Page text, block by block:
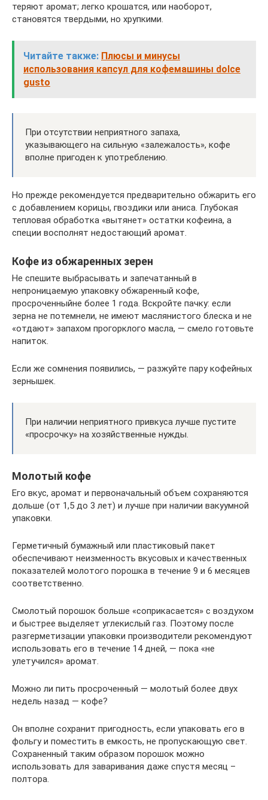
теряют аромат; легко крошатся, или наоборот,
становятся твердыми, но хрупкими.
Читайте также: Плюсы и минусы
использования капсул для кофемашины dolce
gusto
При отсутствии неприятного запаха,
указывающего на сильную «залежалость», кофе
вполне пригоден к употреблению.
Но прежде рекомендуется предварительно обжарить его
с добавлением корицы, гвоздики или аниса. Глубокая
тепловая обработка «вытянет» остатки кофеина, а
специи восполнят недостающий аромат.
Кофе из обжаренных зерен
Не спешите выбрасывать и запечатанный в
непроницаемую упаковку обжаренный кофе,
просроченныйне более 1 года. Вскройте пачку: если
зерна не потемнели, не имеют маслянистого блеска и не
«отдают» запахом прогорклого масла, — смело готовьте
напиток.
Если же сомнения появились, — разжуйте пару кофейных
зернышек.
При наличии неприятного привкуса лучше пустите
«просрочку» на хозяйственные нужды.
Молотый кофе
Его вкус, аромат и первоначальный объем сохраняются
дольше (от 1,5 до 3 лет) и лучше при наличии вакуумной
упаковки.
Герметичный бумажный или пластиковый пакет
обеспечивают неизменность вкусовых и качественных
показателей молотого порошка в течение 9 и 6 месяцев
соответственно.
Смолотый порошок больше «соприкасается» с воздухом
и быстрее выделяет углекислый газ. Поэтому после
разгерметизации упаковки производители рекомендуют
использовать его в течение 14 дней, — пока «не
улетучился» аромат.
Можно ли пить просроченный — молотый более двух
недель назад — кофе?
Он вполне сохранит пригодность, если упаковать его в
фольгу и поместить в емкость, не пропускающую свет.
Сохраненный таким образом порошок можно
использовать для заваривания даже спустя месяц –
полтора.